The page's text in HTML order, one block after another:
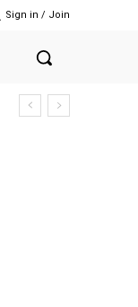
Sign in / Join